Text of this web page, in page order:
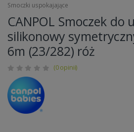
Smoczki uspokajające
CANPOL Smoczek do
silikonowy
6m (23/282) róż
(0 opinii)